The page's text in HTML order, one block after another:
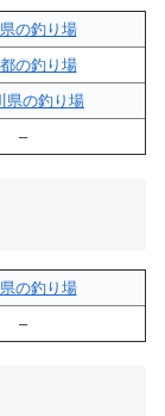
の釣り場
の釣り場
県の釣り場
–
の釣り場
–